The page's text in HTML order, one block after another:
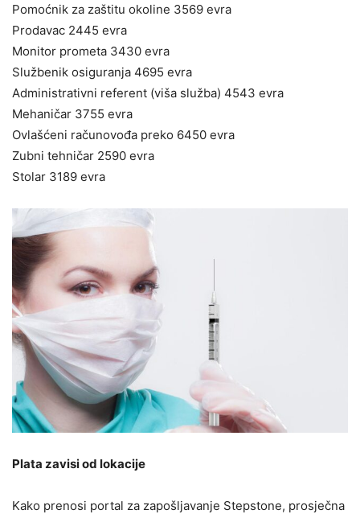
Pomoćnik za zaštitu okoline 3569 evra
Prodavac 2445 evra
Monitor prometa 3430 evra
Službenik osiguranja 4695 evra
Administrativni referent (viša služba) 4543 evra
Mehaničar 3755 evra
Ovlašćeni računovođa preko 6450 evra
Zubni tehničar 2590 evra
Stolar 3189 evra
Plata zavisi od lokacije
Kako prenosi portal za zapošljavanje Stepstone, prosječna